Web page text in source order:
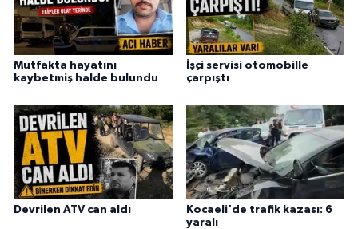
Mutfakta hayatını
kaybetmiş halde bulundu
İşçi servisi otomobille
çarpıştı
Devrilen ATV can aldı
Kocaeli'de trafik kazası: 6
yaralı